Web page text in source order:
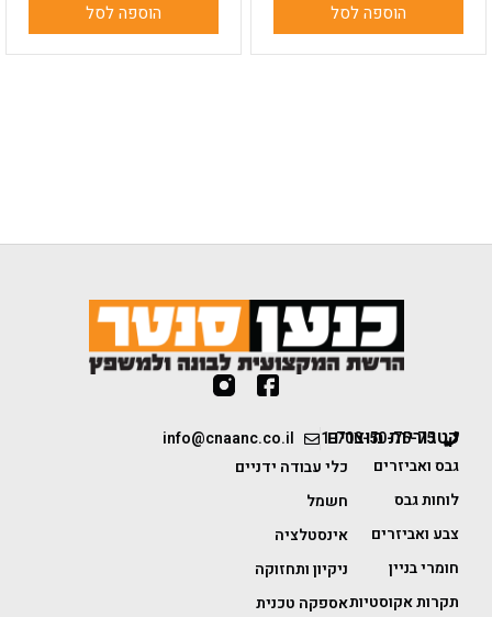
הוספה לסל הוספה לסל
1-700-50-75-75
info@cnaanc.co.il קטגוריות מוצרים
גבס ואביזרים
לוחות גבס
צבע ואביזרים
חומרי בניין
תקרות אקוסטיות
כלי עבודה ידניים
חשמל
אינסטלציה
ניקיון ותחזוקה
אספקה טכנית